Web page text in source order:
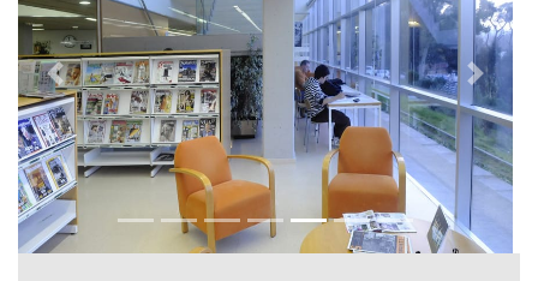
Previous Next